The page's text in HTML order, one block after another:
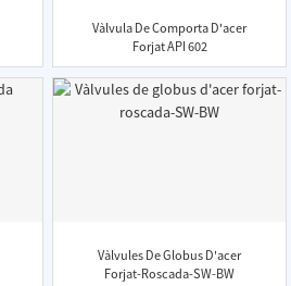
Vàlvula De Comporta D'acer
Forjat API 602
Vàlvules De Globus D'acer
Forjat-Roscada-SW-BW